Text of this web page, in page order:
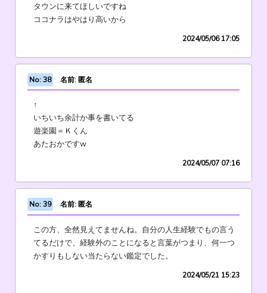
タウンに来てほしいですね
ココナラはやはり高いから
2024/05/06 17:05
No: 38 名前: 匿名
↑
いちいち余計か事を書いてる
遊楽園＝Ｋくん
あたおかですw
2024/05/07 07:16
No: 39 名前: 匿名
この方、全然見えてませんね。自分の人生経験でもの言う
てるだけで、経験外のことになると言葉がつまり、何一つ
かすりもしない当たらない鑑定でした。
2024/05/21 15:23